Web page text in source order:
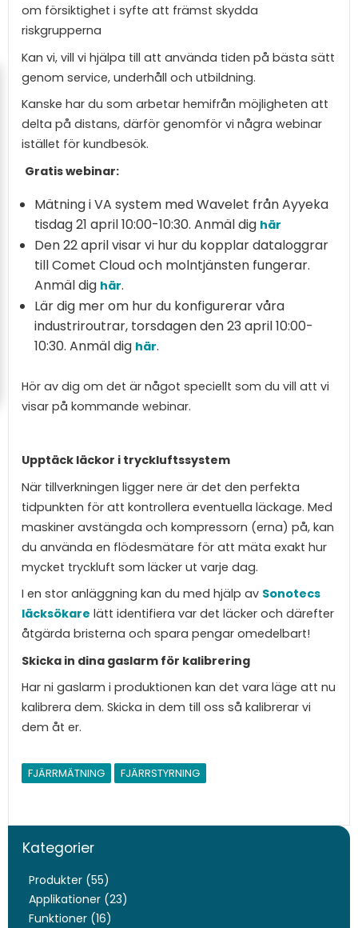
om försiktighet i syfte att främst skydda
riskgrupperna
Kan vi, vill vi hjälpa till att använda tiden på bästa sätt
genom service, underhåll och utbildning.
Kanske har du som arbetar hemifrån möjligheten att
delta på distans, därför genomför vi några webinar
istället för kundbesök.
Gratis webinar:
Mätning i VA system med Wavelet från Ayyeka
tisdag 21 april 10:00-10:30. Anmäl dig här
Den 22 april visar vi hur du kopplar dataloggrar
till Comet Cloud och molntjänsten fungerar.
Anmäl dig här.
Lär dig mer om hur du konfigurerar våra
industriroutrar, torsdagen den 23 april 10:00-
10:30. Anmäl dig här.
Hör av dig om det är något speciellt som du vill att vi
visar på kommande webinar.
Upptäck läckor i tryckluftssystem
När tillverkningen ligger nere är det den perfekta
tidpunkten för att kontrollera eventuella läckage. Med
maskiner avstängda och kompressorn (erna) på, kan
du använda en flödesmätare för att mäta exakt hur
mycket tryckluft som läcker ut varje dag.
I en stor anläggning kan du med hjälp av Sonotecs
läcksökare lätt identifiera var det läcker och därefter
åtgärda bristerna och spara pengar omedelbart!
Skicka in dina gaslarm för kalibrering
Har ni gaslarm i produktionen kan det vara läge att nu
kalibrera dem. Skicka in dem till oss så kalibrerar vi
dem åt er.
FJÄRRMÄTNING FJÄRRSTYRNING
Kategorier
Produkter (55)
Applikationer (23)
Funktioner (16)